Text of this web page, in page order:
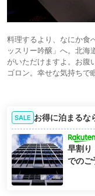
料理するより、なにか食
ッスリー吟醸」へ。北海
がいただけますよ。お腹
ゴロン。幸せな気持ちで
SALE お得に泊まるな
早割り
でのご